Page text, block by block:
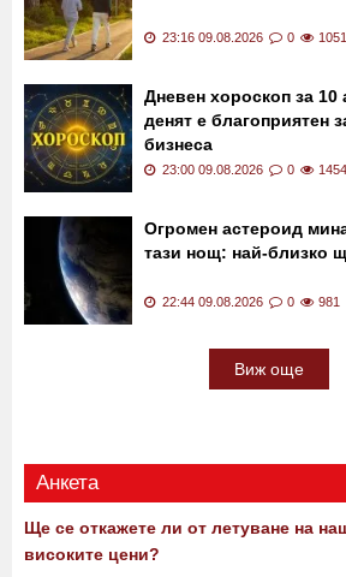
23:16 09.08.2026 0 1051
Дневен хороскоп за 10
денят е благоприятен
бизнеса
23:00 09.08.2026 0 1454
Огромен астероид
тази нощ: най-близко
22:44 09.08.2026 0 981
Виж още
Анкета
Ще се откажете ли от летуване на
високите цени?